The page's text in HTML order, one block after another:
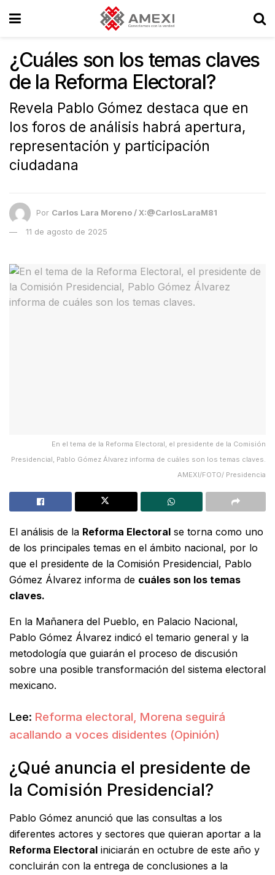
¿Cuáles son los temas claves
de la Reforma Electoral?
Revela Pablo Gómez destaca que en
los foros de análisis habrá apertura,
representación y participación
ciudadana
Por Carlos Lara Moreno / X:@CarlosLaraM81
11 de agosto de 2025
En el tema de la Reforma Electoral, el presidente de la Comisión
Presidencial, Pablo Gómez Álvarez informa de cuáles son los temas claves.
AMEXI/FOTO/ Presidencia
El análisis de la Reforma Electoral se torna como uno
de los principales temas en el ámbito nacional, por lo
que el presidente de la Comisión Presidencial, Pablo
Gómez Álvarez informa de cuáles son los temas
claves.
En la Mañanera del Pueblo, en Palacio Nacional,
Pablo Gómez Álvarez indicó el temario general y la
metodología que guiarán el proceso de discusión
sobre una posible transformación del sistema electoral
mexicano.
Lee: Reforma electoral, Morena seguirá
acallando a voces disidentes (Opinión)
¿Qué anuncia el presidente de
la Comisión Presidencial?
Pablo Gómez anunció que las consultas a los
diferentes actores y sectores que quieran aportar a la
Reforma Electoral iniciarán en octubre de este año y
concluirán con la entrega de conclusiones a la